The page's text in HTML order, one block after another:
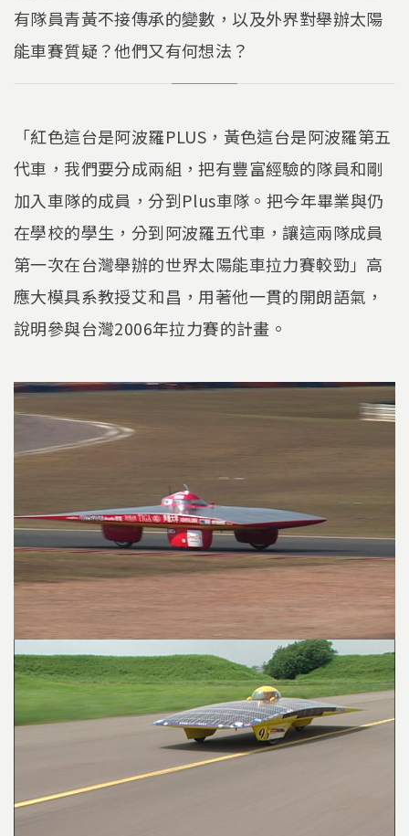
有隊員青黃不接傳承的變數，以及外界對舉辦太陽
能車賽質疑？他們又有何想法？
「紅色這台是阿波羅PLUS，黃色這台是阿波羅第五
代車，我們要分成兩組，把有豐富經驗的隊員和剛
加入車隊的成員，分到Plus車隊。把今年畢業與仍
在學校的學生，分到阿波羅五代車，讓這兩隊成員
第一次在台灣舉辦的世界太陽能車拉力賽較勁」高
應大模具系教授艾和昌，用著他一貫的開朗語氣，
說明參與台灣2006年拉力賽的計畫。